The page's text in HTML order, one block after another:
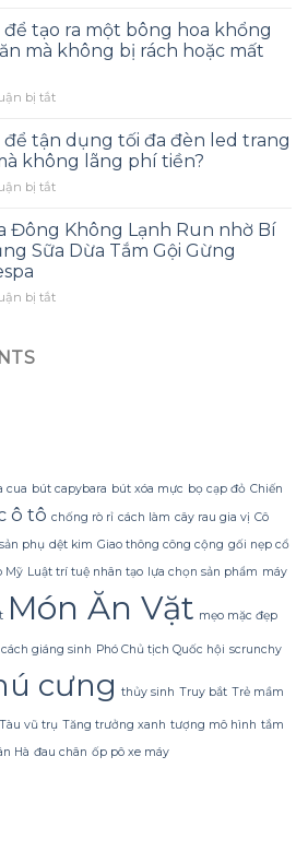
bảo
quản
phù
và
tránh
những
sai
thường
gặp?
đã
dùng
tinh
tràm
con
đây
là
tôi
ước
sớm
để tạo ra một bông hoa khổng
mà không bị rách hoặc mất
bị tắtở
thế
để
tạo
một
bông
lồ
hình
để tận dụng tối đa đèn led trang
không lãng phí tiền?
bị tắtở
thế
nào
để
dụng
không
phí
tiền?
Đông Không Lạnh Run nhờ Bí
Sữa Dừa Tắm Gội Gừng
bị tắtở
Quyết
dụng
Sữa
Tắm
Gừng
Homespa
cua bút capybara bút xóa mực bọ cạp đỏ Chiến
ô tô chống rò rỉ cách làm cây rau gia vị Cô
phụ dệt kim Giao thông công cộng gối nẹp cổ
Mỹ Luật trí tuệ nhân tạo lựa chọn sản phẩm máy
Món Ăn Vặt mẹo mặc đẹp
giáng sinh Phó Chủ tịch Quốc hội scrunchy
cưng thủy sinh Truy bắt Trẻ mầm
Tàu vũ trụ Tăng trưởng xanh tượng mô hình tắm
Hà đau chân ốp pô xe máy